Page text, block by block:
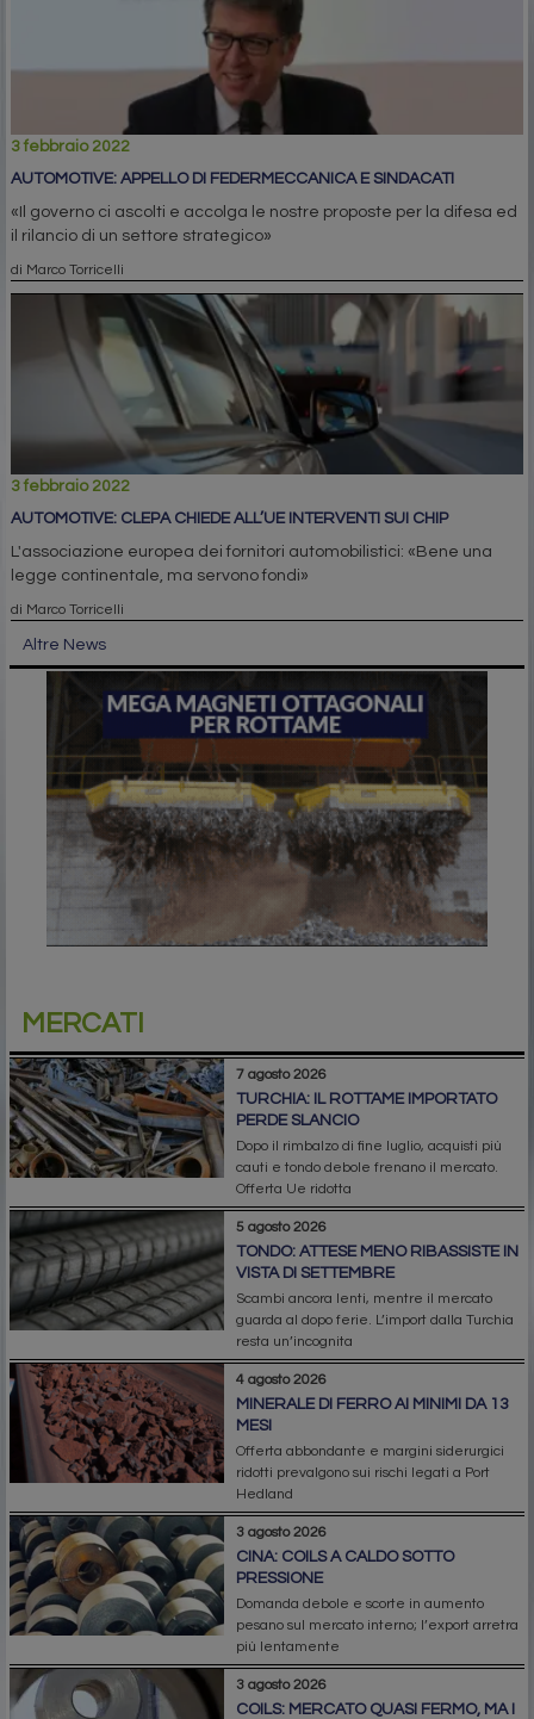
3 febbraio 2022
AUTOMOTIVE: APPELLO DI FEDERMECCANICA E SINDACATI
«Il governo ci ascolti e accolga le nostre proposte per la difesa ed
il rilancio di un settore strategico»
di Marco Torricelli
3 febbraio 2022
AUTOMOTIVE: CLEPA CHIEDE ALL’UE INTERVENTI SUI CHIP
L'associazione europea dei fornitori automobilistici: «Bene una
legge continentale, ma servono fondi»
di Marco Torricelli
Altre News
MERCATI
7 agosto 2026
TURCHIA: IL ROTTAME IMPORTATO
PERDE SLANCIO
Dopo il rimbalzo di fine luglio, acquisti più
cauti e tondo debole frenano il mercato.
Offerta Ue ridotta
5 agosto 2026
TONDO: ATTESE MENO RIBASSISTE IN
VISTA DI SETTEMBRE
Scambi ancora lenti, mentre il mercato
guarda al dopo ferie. L’import dalla Turchia
resta un’incognita
4 agosto 2026
MINERALE DI FERRO AI MINIMI DA 13
MESI
Offerta abbondante e margini siderurgici
ridotti prevalgono sui rischi legati a Port
Hedland
3 agosto 2026
CINA: COILS A CALDO SOTTO
PRESSIONE
Domanda debole e scorte in aumento
pesano sul mercato interno; l’export arretra
più lentamente
3 agosto 2026
COILS: MERCATO QUASI FERMO, MA I